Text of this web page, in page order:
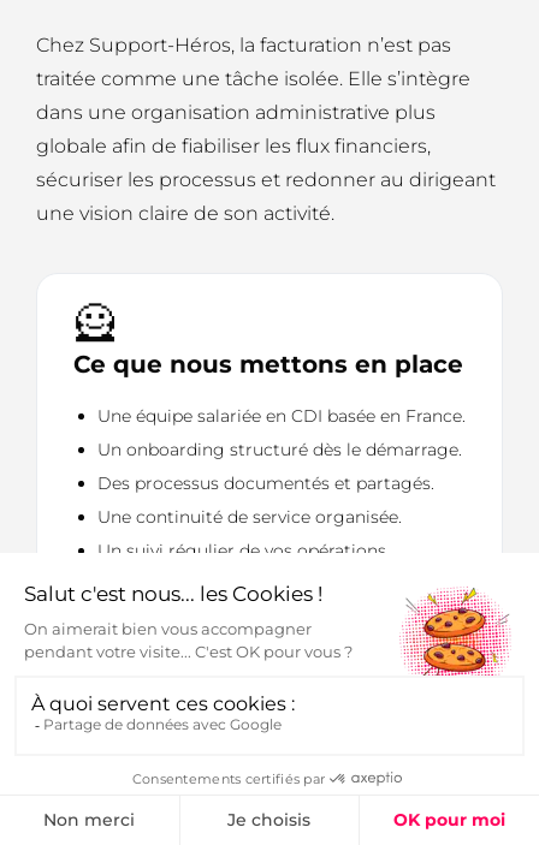
Chez Support-Héros, la facturation n’est pas
traitée comme une tâche isolée. Elle s’intègre
dans une organisation administrative plus
globale afin de fiabiliser les flux financiers,
sécuriser les processus et redonner au dirigeant
une vision claire de son activité.
🦸
Ce que nous mettons en place
Une équipe salariée en CDI basée en France.
Un onboarding structuré dès le démarrage.
Des processus documentés et partagés.
Une continuité de service organisée.
Un suivi régulier de vos opérations
administratives.
📈
Davantage de temps pour développer votre